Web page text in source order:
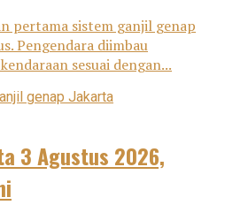
pertama sistem ganjil genap
Pengendara diimbau
sesuai dengan...
3 Agustus 2026,